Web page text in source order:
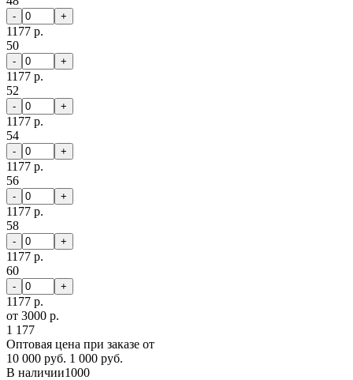
- +
1177 р.
50
- +
1177 р.
52
- +
1177 р.
54
- +
1177 р.
56
- +
1177 р.
58
- +
1177 р.
60
- +
1177 р.
от 3000 р.
1 177
Оптовая цена при заказе от
10 000 руб. 1 000 руб.
В наличии1000